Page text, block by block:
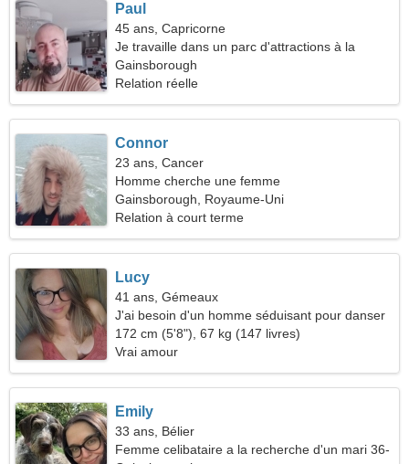
Paul
45 ans, Capricorne
Je travaille dans un parc d'attractions à la
recherche d'une femme fantastique
Gainsborough
Relation réelle
Connor
23 ans, Cancer
Homme cherche une femme
Gainsborough, Royaume-Uni
Relation à court terme
Lucy
41 ans, Gémeaux
J'ai besoin d'un homme séduisant pour danser
ensemble
172 cm (5'8"), 67 kg (147 livres)
Vrai amour
Emily
33 ans, Bélier
Femme celibataire a la recherche d'un mari 36-